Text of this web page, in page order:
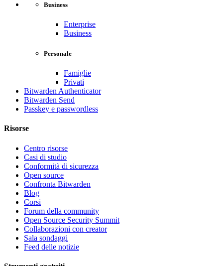
Business
Enterprise
Business
Personale
Famiglie
Privati
Bitwarden Authenticator
Bitwarden Send
Passkey e passwordless
Risorse
Centro risorse
Casi di studio
Conformità di sicurezza
Open source
Confronta Bitwarden
Blog
Corsi
Forum della community
Open Source Security Summit
Collaborazioni con creator
Sala sondaggi
Feed delle notizie